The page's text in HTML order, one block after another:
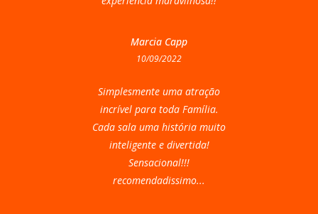
Marcia Capp
10/09/2022
Simplesmente uma atração
incrível para toda Família.
Cada sala uma história muito
inteligente e divertida!
Sensacional!!!
recomendadissimo...